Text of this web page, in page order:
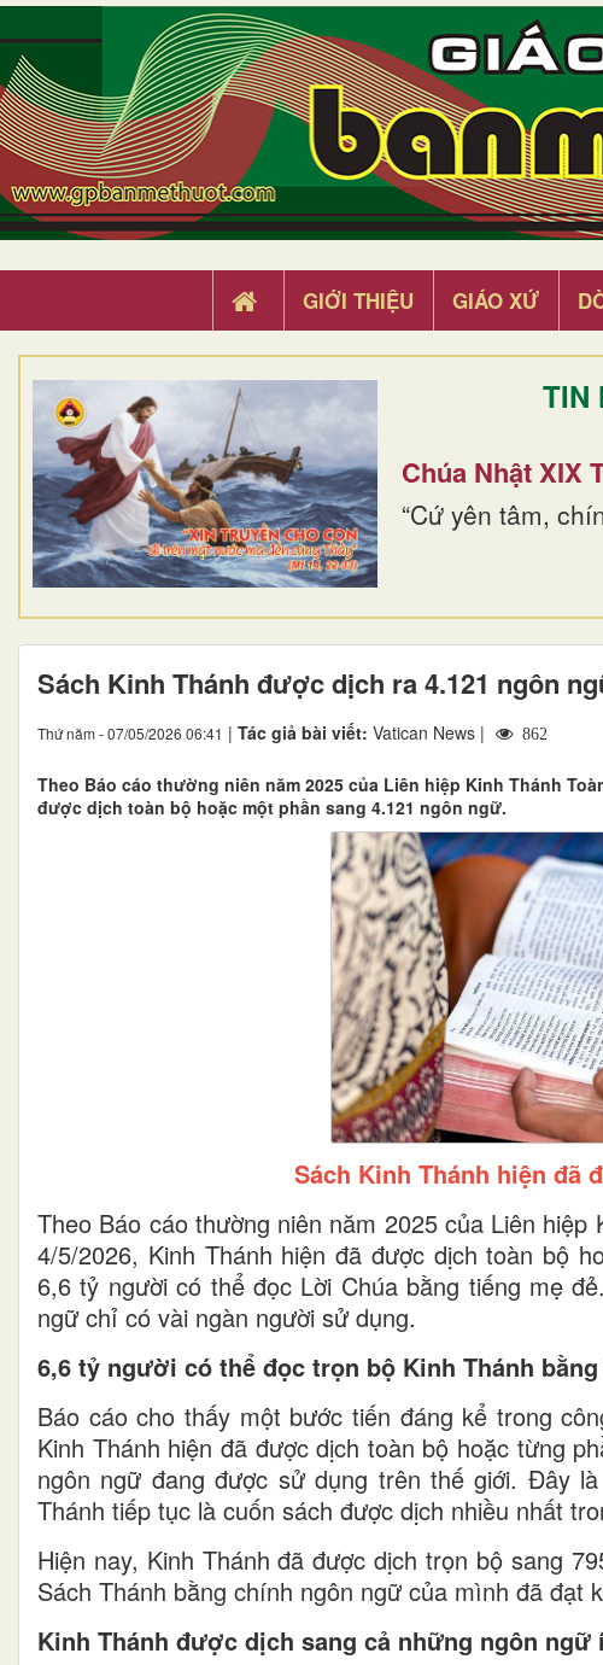
GIỚI THIỆU GIÁO XỨ
TIN
Chúa Nhật XIX
“Cứ yên tâm,
Sách Kinh Thánh được dịch ra 4.121 ngôn
Thứ năm - 07/05/2026 06:41 | Tác giả bài viết: Vatican News | 862
Theo Báo cáo thường niên năm 2025 của Liên hiệp Kinh Thánh
được dịch toàn bộ hoặc một phần sang 4.121 ngôn ngữ.
Sách Kinh Thánh hiện đã
Theo Báo cáo thường niên năm 2025 của Liên
4/5/2026, Kinh Thánh hiện đã được dịch toàn bộ
6,6 tỷ người có thể đọc Lời Chúa bằng tiếng mẹ
ngữ chỉ có vài ngàn người sử dụng.
6,6 tỷ người có thể đọc trọn bộ Kinh Thánh
Báo cáo cho thấy một bước tiến đáng kể trong
Kinh Thánh hiện đã được dịch toàn bộ hoặc từng
ngôn ngữ đang được sử dụng trên thế giới. Đây
Thánh tiếp tục là cuốn sách được dịch nhiều nhất
Hiện nay, Kinh Thánh đã được dịch trọn bộ sang
Sách Thánh bằng chính ngôn ngữ của mình đã đạt
Kinh Thánh được dịch sang cả những ngôn